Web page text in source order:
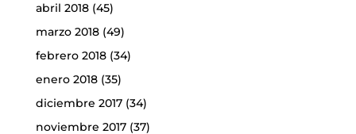
abril 2018(45)
marzo 2018(49)
febrero 2018(34)
enero 2018(35)
diciembre 2017(34)
noviembre 2017(37)